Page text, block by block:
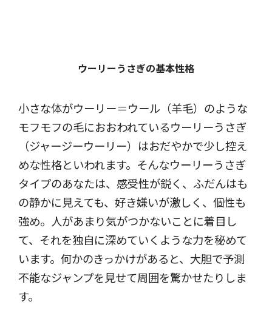
ウーリーうさぎの基本性格
小さな体がウーリー＝ウール（羊毛）のような
モフモフの毛におおわれているウーリーうさぎ
（ジャージーウーリー）はおだやかで少し控え
めな性格といわれます。そんなウーリーうさぎ
タイプのあなたは、感受性が鋭く、ふだんはも
の静かに見えても、好き嫌いが激しく、個性も
強め。人があまり気がつかないことに着目し
て、それを独自に深めていくような力を秘めて
います。何かのきっかけがあると、大胆で予測
不能なジャンプを見せて周囲を驚かせたりしま
す。